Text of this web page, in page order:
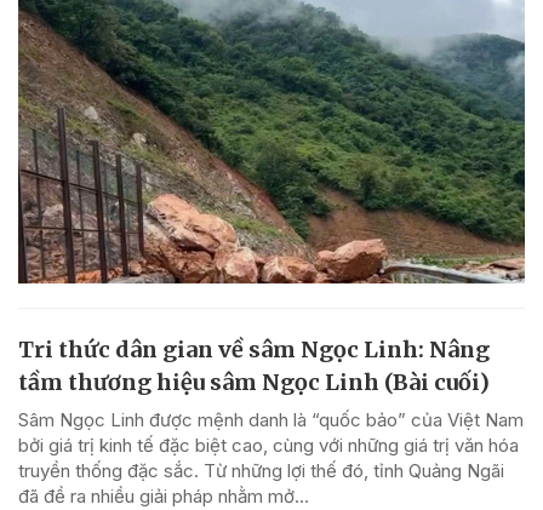
Tri thức dân gian về sâm Ngọc Linh: Nâng
tầm thương hiệu sâm Ngọc Linh (Bài cuối)
Sâm Ngọc Linh được mệnh danh là “quốc bảo” của Việt Nam
bởi giá trị kinh tế đặc biệt cao, cùng với những giá trị văn hóa
truyền thống đặc sắc. Từ những lợi thế đó, tỉnh Quảng Ngãi
đã đề ra nhiều giải pháp nhằm mở...